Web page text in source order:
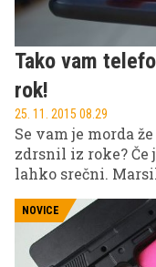
Tako vam
rok!
25. 11. 2015 08.29
Se vam je morda
zdrsnil iz roke? Če
lahko srečni.
več kosov, se
lahko prepreči.
NOVICE